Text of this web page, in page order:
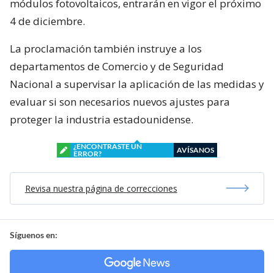
módulos fotovoltaicos, entrarán en vigor el próximo
4 de diciembre.
La proclamación también instruye a los
departamentos de Comercio y de Seguridad
Nacional a supervisar la aplicación de las medidas y
evaluar si son necesarios nuevos ajustes para
proteger la industria estadounidense.
¿ENCONTRASTE UN
ERROR?
AVÍSANOS
Revisa nuestra página de correcciones
Síguenos en: